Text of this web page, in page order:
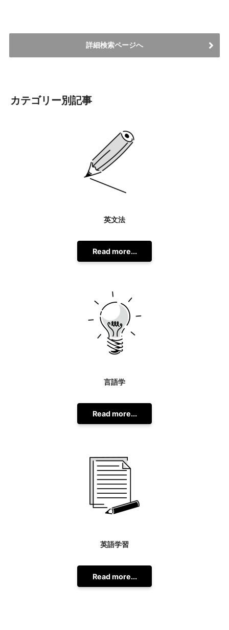
詳細検索ページへ
カテゴリー別記事
英文法
Read more...
言語学
Read more...
英語学習
Read more...